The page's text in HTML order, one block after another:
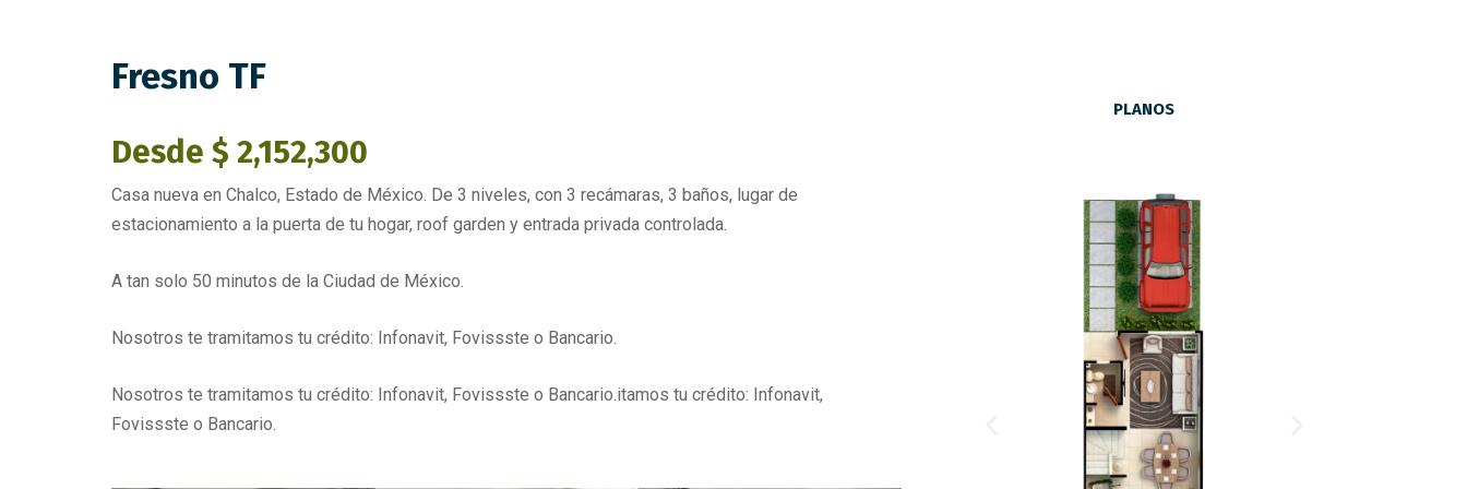
Fresno TF
Desde $ 2,152,300
Casa nueva en Chalco, Estado de México. De 3 niveles, con 3 recámaras, 3 baños, lugar de
estacionamiento a la puerta de tu hogar, roof garden y entrada privada controlada.
A tan solo 50 minutos de la Ciudad de México.
Nosotros te tramitamos tu crédito: Infonavit, Fovissste o Bancario.
Nosotros te tramitamos tu crédito: Infonavit, Fovissste o Bancario.itamos tu crédito: Infonavit,
Fovissste o Bancario.
PLANOS